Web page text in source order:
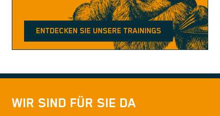
ENTDECKEN SIE UNSERE TRAININGS
WIR SIND FÜR SIE DA